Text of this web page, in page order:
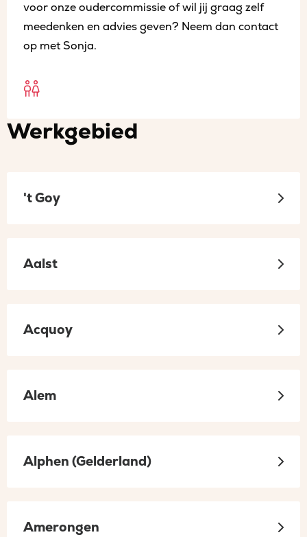
voor onze oudercommissie of wil jij graag zelf
meedenken en advies geven? Neem dan contact
op met Sonja.
Open
sociaal
een
nieuw
Werkgebied
't Goy
Aalst
Acquoy
Alem
Alphen (Gelderland)
Amerongen